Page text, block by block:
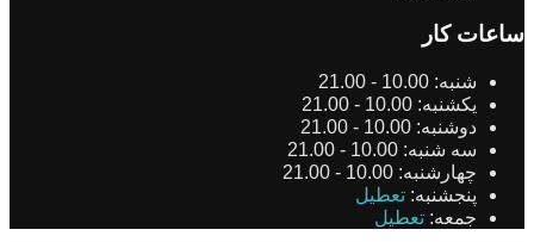
ساعات کار
شنبه: 10.00 - 21.00
یکشنبه: 10.00 - 21.00
دوشنبه: 10.00 - 21.00
سه شنبه: 10.00 - 21.00
چهارشنبه: 10.00 - 21.00
پنجشنبه: تعطیل
جمعه: تعطیل